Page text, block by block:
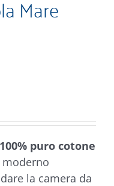
Mare
100% puro cotone
la camera da